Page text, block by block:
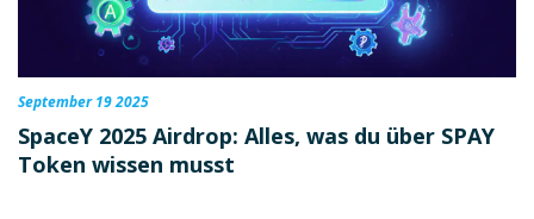
September 19 2025
SpaceY 2025 Airdrop: Alles, was du über SPAY
Token wissen musst